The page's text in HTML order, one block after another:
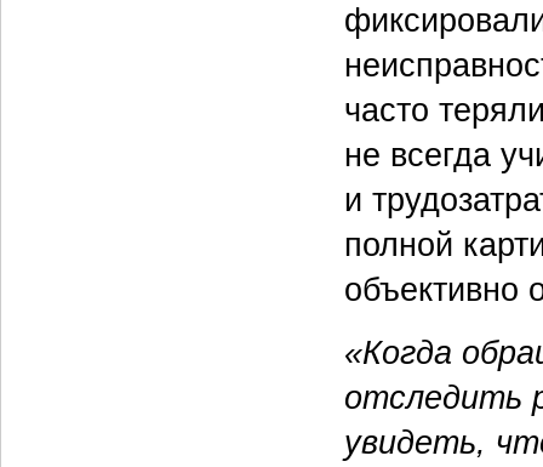
часто
не всегда
и
полной
объективно
«Когда
отследить
увидеть,